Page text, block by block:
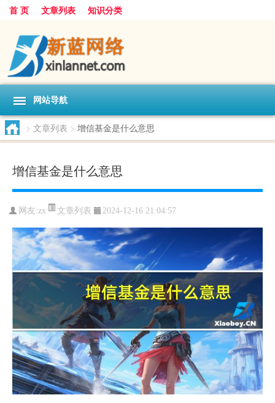
首 页 文章列表 知识分类
网站导航
> 文章列表 > 增信基金是什么意思
增信基金是什么意思
网友:zx 文章列表 2024-12-16 21:04:57